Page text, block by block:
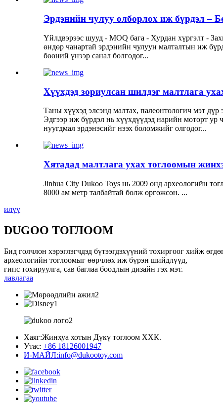
Эрдэнийн чулуу олборлох иж бүрдэл –
Үйлдвэрээс шууд - MOQ бага - Хурдан хүргэлт -
өндөр чанартай эрдэнийн чулуун малталтын иж
бөөний үнээр санал болгодог...
Хүүхдэд зориулсан шилдэг малтлага
Таны хүүхэд элсэнд малтах, палеонтологич мэт
Эдгээр иж бүрдэл нь хүүхдүүдэд нарийн моторт ур
нуугдмал эрдэнэсийг нээх боломжийг олгодог...
Хятадад малтлага ухах тоглоомын
Jinhua City Dukoo Toys нь 2009 онд археологийн
8000 ам метр талбайтай болж өргөжсөн. ...
илүү
DUGOO ТОГЛООМ
Бид голчлон хэрэглэгчдэд бүтээгдэхүүний тохиргоог хийж
археологийн тоглоомыг өөрчлөх иж бүрэн шийдлүүд,
гипс тохируулга, сав баглаа боодлын дизайн гэх мэт.
лавлагаа
Хаяг:Жинхуа хотын Дүкү тоглоом ХХК.
Утас: +86 18126001947
И-МАЙЛ:info@dukootoy.com